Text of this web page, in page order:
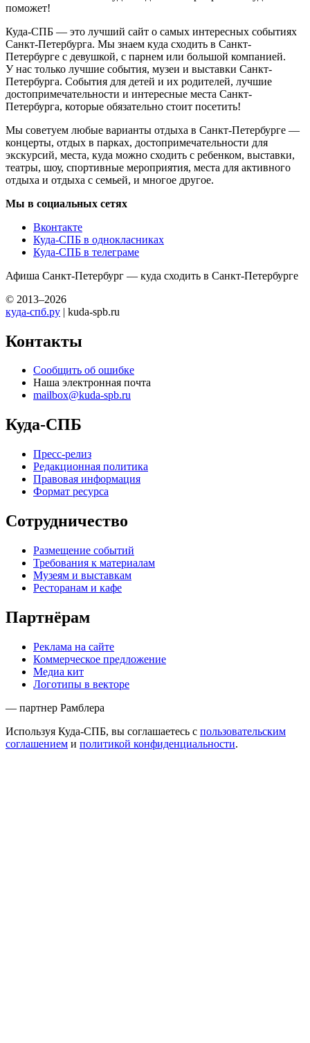
поможет!
Куда-СПБ — это лучший сайт о самых интересных событиях
Санкт-Петербурга. Мы знаем куда сходить в Санкт-
Петербурге с девушкой, с парнем или большой компанией.
У нас только лучшие события, музеи и выставки Санкт-
Петербурга. События для детей и их родителей, лучшие
достопримечательности и интересные места Санкт-
Петербурга, которые обязательно стоит посетить!
Мы советуем любые варианты отдыха в Санкт-Петербурге —
концерты, отдых в парках, достопримечательности для
экскурсий, места, куда можно сходить с ребенком, выставки,
театры, шоу, спортивные мероприятия, места для активного
отдыха и отдыха с семьей, и многое другое.
Мы в социальных сетях
Вконтакте
Куда-СПБ в однокласниках
Куда-СПБ в телеграме
Афиша Санкт-Петербург — куда сходить в Санкт-Петербурге
© 2013–2026
куда-спб.ру | kuda-spb.ru
Контакты
Сообщить об ошибке
Наша электронная почта
mailbox@kuda-spb.ru
Куда-СПБ
Пресс-релиз
Редакционная политика
Правовая информация
Формат ресурса
Сотрудничество
Размещение событий
Требования к материалам
Музеям и выставкам
Ресторанам и кафе
Партнёрам
Реклама на сайте
Коммерческое предложение
Медиа кит
Логотипы в векторе
— партнер Рамблера
Используя Куда-СПБ, вы соглашаетесь с пользовательским
соглашением и политикой конфиденциальности.